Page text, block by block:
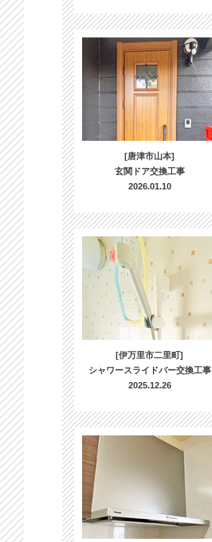
[唐津市山本]
玄関ドア交換工事
2026.01.10
[伊万里市二里町]
シャワースライドバー交換工事
2025.12.26